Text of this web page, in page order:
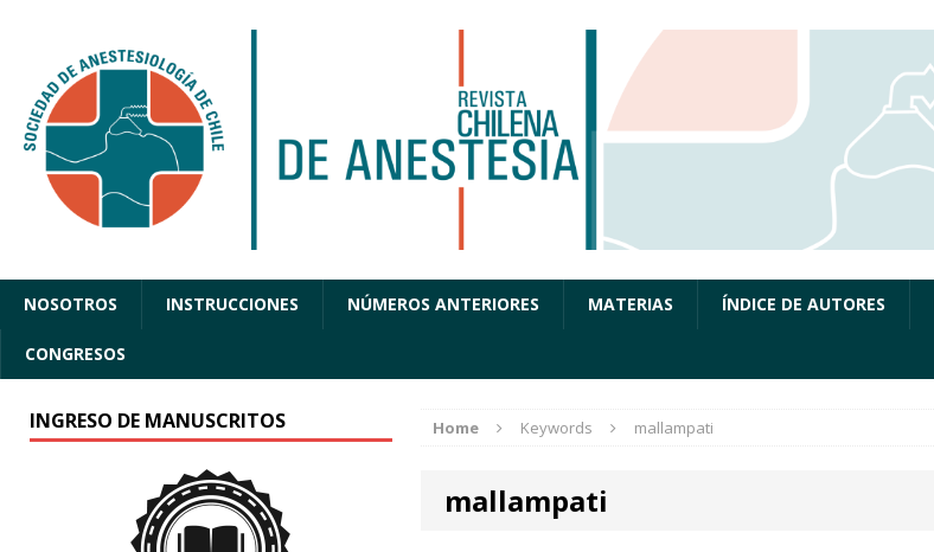
NOSOTROS INSTRUCCIONES NÚMEROS ANTERIORES MATERIAS ÍNDICE DE AUTORES
CONGRESOS
Home Keywords mallampati
mallampati
INGRESO DE MANUSCRITOS